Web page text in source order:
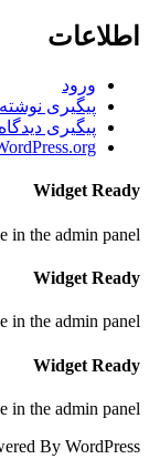
اطلاعات
ورود
پیگیری
پیگیری
Widget Ready
the admin panel.
Widget Ready
in the admin panel.
Widget Ready
the admin panel.
By WordPress